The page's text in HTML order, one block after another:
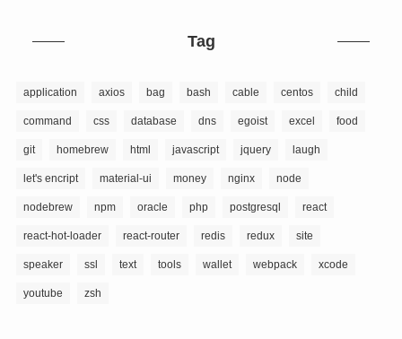
Tag
application axios bag bash cable centos child
command css database dns egoist excel food
git homebrew html javascript jquery laugh
let's encript material-ui money nginx node
nodebrew npm oracle php postgresql react
react-hot-loader react-router redis redux site
speaker ssl text tools wallet webpack xcode
youtube zsh